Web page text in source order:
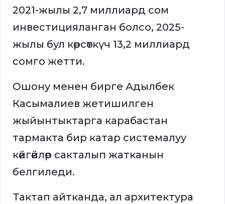
2021-жылы 2,7 миллиард сом
инвестицияланган болсо, 2025-
жылы бул көрсөткүч 13,2 миллиард
сомго жетти.
Ошону менен бирге Адылбек
Касымалиев жетишилген
жыйынтыктарга карабастан
тармакта бир катар системалуу
көйгөйлөр сакталып жатканын
белгиледи.
Тактап айтканда, ал архитектура